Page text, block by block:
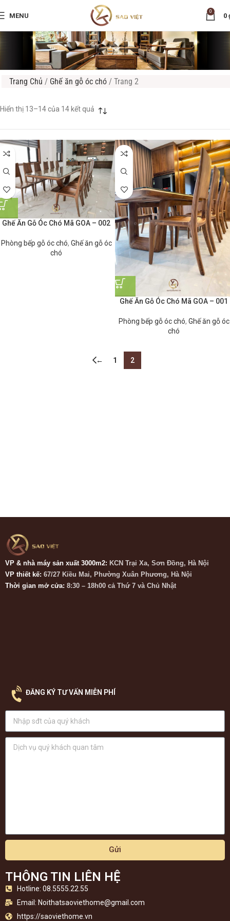
MENU
0
0
Trang Chủ / Ghế ăn gỗ óc chó / Trang 2
Hiển thị 13–14 của 14 kết quả
Ghế Ăn Gỗ Óc Chó Mã GOA – 002
Phòng bếp gỗ óc chó, Ghế ăn gỗ óc
chó
Ghế Ăn Gỗ Óc Chó Mã GOA – 001
Phòng bếp gỗ óc chó, Ghế ăn gỗ óc
chó
← 1 2
VP & nhà máy sản xuất 3000m2: KCN Trại Xa, Sơn Đồng, Hà Nội
VP thiết kế: 67/27 Kiều Mai, Phường Xuân Phương, Hà Nội
Thời gian mở cửa: 8:30 – 18h00 cả Thứ 7 và Chủ Nhật
ĐĂNG KÝ TƯ VẤN MIỄN PHÍ
Gửi
THÔNG TIN LIÊN HỆ
Hotline: 08.5555.22.55
Email: Noithatsaoviethome@gmail.com
https://saoviethome.vn